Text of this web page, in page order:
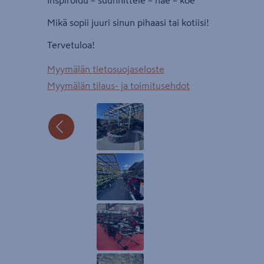
Mikä sopii juuri sinun pihaasi tai kotiisi!
Tervetuloa!
Myymälän tietosuojaseloste
Myymälän tilaus- ja toimitusehdot
Edellinen